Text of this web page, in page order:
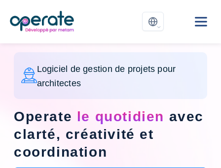
Logiciel de gestion de projets pour
architectes
Operate le quotidien avec
clarté, créativité et
coordination